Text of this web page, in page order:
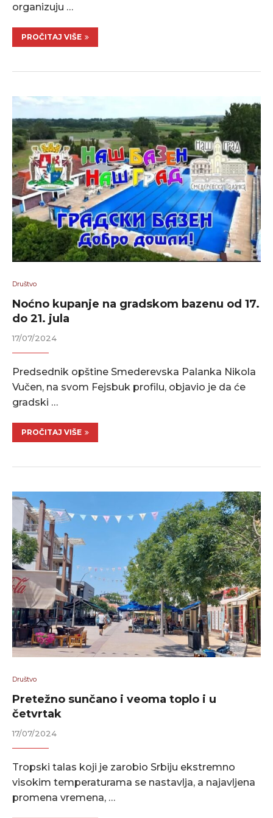
organizuju …
PROČITAJ VIŠE
Društvo
Noćno kupanje na gradskom bazenu od 17.
do 21. jula
17/07/2024
Predsednik opštine Smederevska Palanka Nikola
Vučen, na svom Fejsbuk profilu, objavio je da će
gradski …
PROČITAJ VIŠE
Društvo
Pretežno sunčano i veoma toplo i u
četvrtak
17/07/2024
Tropski talas koji je zarobio Srbiju ekstremno
visokim temperaturama se nastavlja, a najavljena
promena vremena, …